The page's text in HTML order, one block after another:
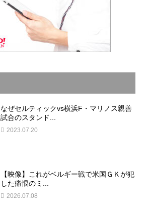
なぜセルティックvs横浜F・マリノス親善
試合のスタンド...
2023.07.20
【映像】これがベルギー戦で米国ＧＫが犯
した痛恨のミ...
2026.07.08